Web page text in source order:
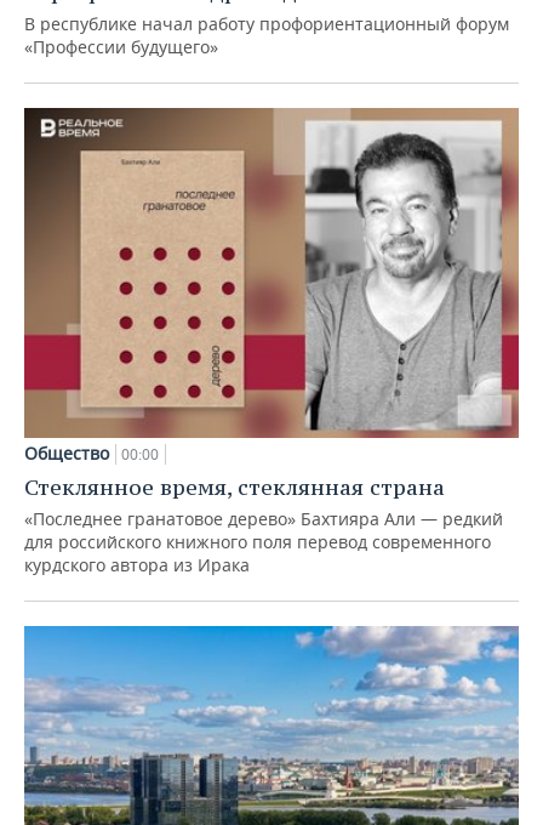
В республике начал работу профориентационный форум
«Профессии будущего»
Общество 00:00
Стеклянное время, стеклянная страна
«Последнее гранатовое дерево» Бахтияра Али — редкий
для российского книжного поля перевод современного
курдского автора из Ирака